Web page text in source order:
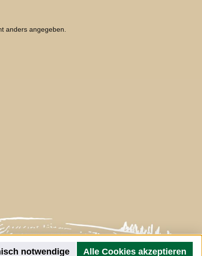
anders angegeben.
notwendige Alle Cookies akzeptieren